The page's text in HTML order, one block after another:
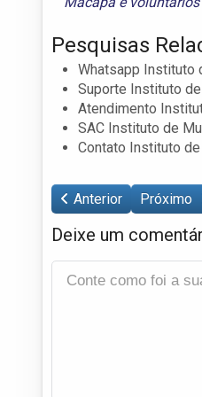
Pesquisas
Whatsapp Instituto
Suporte Instituto
Atendimento
SAC Instituto de
Contato Instituto
Anterior Próximo
Deixe um